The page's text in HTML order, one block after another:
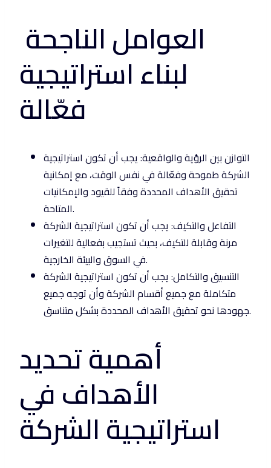
لبناء استراتيجية
فعّالة
التوازن بين الرؤية والواقعية: يجب أن تكون استراتيجية
الشركة طموحة وفعّالة في نفس الوقت، مع إمكانية
تحقيق الأهداف المحددة وفقاً للقيود والإمكانيات
المتاحة.
التفاعل والتكيف: يجب أن تكون استراتيجية الشركة
مرنة وقابلة للتكيف، بحيث تستجيب بفعالية للتغيرات
في السوق والبيئة الخارجية.
التنسيق والتكامل: يجب أن تكون استراتيجية الشركة
متكاملة مع جميع أقسام الشركة وأن توجه جميع
جهودها نحو تحقيق الأهداف المحددة بشكل متناسق.
أهمية تحديد
الأهداف في
استراتيجية الشركة